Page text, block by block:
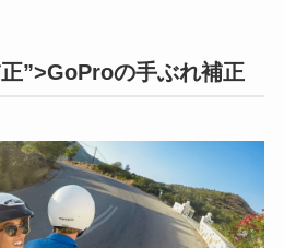
”>GoProの手ぶれ補正